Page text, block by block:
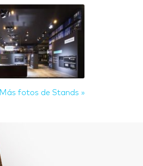
Más fotos de Stands »